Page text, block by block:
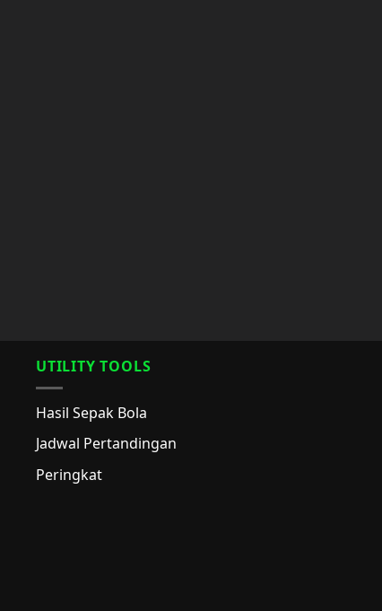
UTILITY TOOLS
Hasil Sepak Bola
Jadwal Pertandingan
Peringkat